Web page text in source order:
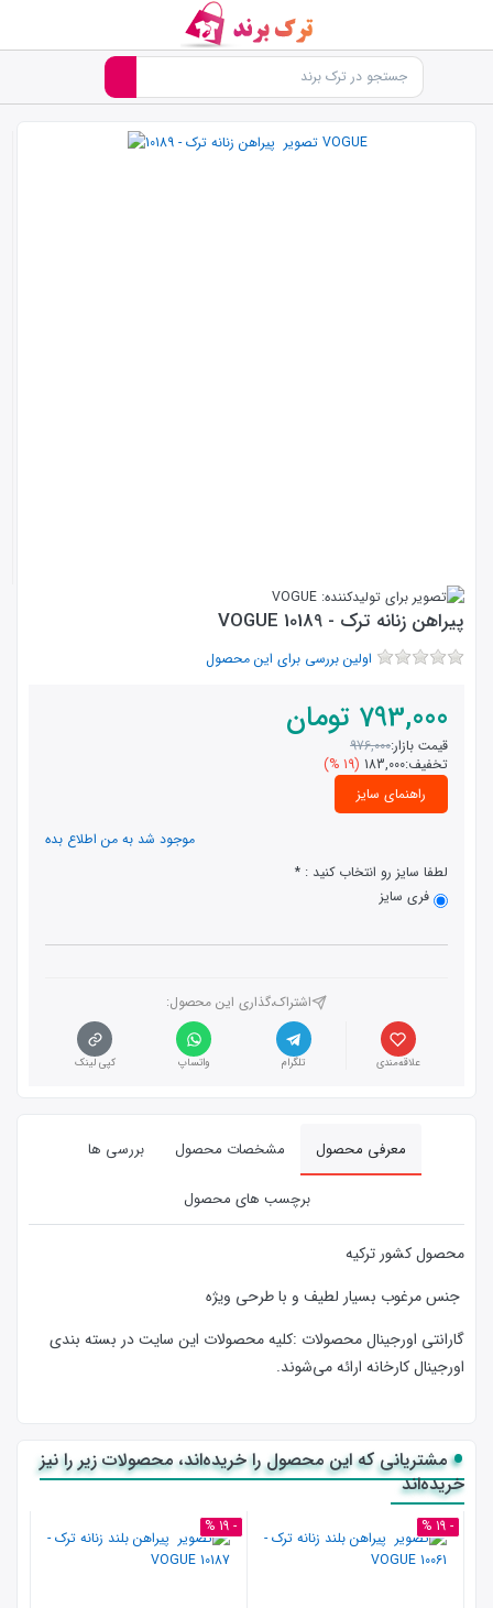
پیراهن زنانه ترک - 10189 VOGUE
اولین بررسی برای این محصول
793,000 تومان
قیمت بازار:976,000
تخفیف:183,000
(19 %)
راهنمای سایز
موجود شد به من اطلاع بده
لطفا سایز رو انتخاب کنید :
فری سایز
اشتراک،گذاری این محصول‌:
علاقه‌مندی تلگرام واتساپ کپی لینک
معرفی محصول مشخصات محصول بررسی ها
برچسب های محصول
محصول کشور ترکیه
جنس مرغوب بسیار لطیف و با طرحی ویژه
گارانتی اورجینال محصولات :كليه محصولات این سایت در بسته بندی
اورجینال کارخانه ارائه‌‌ می‌شوند.
مشتریانی که این محصول را خریده‌اند، محصولات زیر را نیز
خریده‌اند
- 19 %
- 19 %